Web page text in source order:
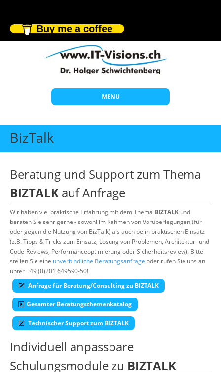
Buy me a coffee
MENU
Start
Individuelle Schulungen
Offene Seminare
Wissen
Über uns
Suche
BizTalk
Beratung und Support zum Thema
BIZTALK auf Anfrage
Wir haben viel praktische Erfahrung mit dem Thema BIZTALK und
beraten Sie sehr gerne - sowohl im Rahmen von Vorüberlegungen (für
oder gegen die Nutzung von BizTalk) als auch beim praktischen Einsatz
(z.B. Tipps & Tricks zum Einsatz, Lösung von Problemen, Architektur- und
Code-Reviews, Performanceoptimierung oder Sicherheitsreview). Bitte
stellen Sie eine unverbindliche Beratungsanfrage oder rufen Sie uns an
unter +49 (0)201 649590-50!
Anfrage für Beratung/Consulting zu BIZTALK
Gesamter Beratungsthemenkatalog
Technischer Support zum BIZTALK
Individuell anpassbare
Schulungsmodule zu BIZTALK